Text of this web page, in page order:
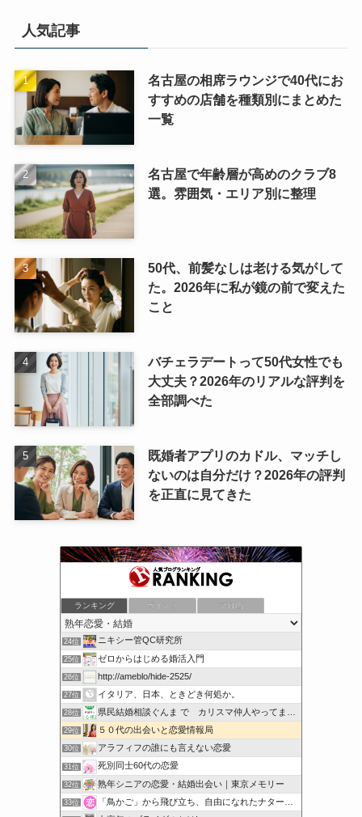
人気記事
名古屋の相席ラウンジで40代にお
すすめの店舗を種類別にまとめた
一覧
名古屋で年齢層が高めのクラブ8
選。雰囲気・エリア別に整理
50代、前髪なしは老ける気がして
た。2026年に私が鏡の前で変えた
こと
バチェラデートって50代女性でも
大丈夫？2026年のリアルな評判を
全部調べた
既婚者アプリのカドル、マッチし
ないのは自分だけ？2026年の評判
を正直に見てきた
ランキング ポイント ブロ画
22位 「実録」リアル・ビューティフル・ライフ
23位 ドピュッと速報
24位 ニキシー管QC研究所
25位 ゼロからはじめる婚活入門
26位 http://ameblo/hide-2525/
27位 イタリア、日本、ときどき何処か。
28位 県民結婚相談ぐんま で カリスマ仲人やってます！
29位 ５０代の出会いと恋愛情報局
30位 アラフィフの誰にも言えない恋愛
31位 死別同士60代の恋愛
32位 熟年シニアの恋愛・結婚出会い｜東京メモリー
33位 「鳥かご」から飛び立ち、自由になれたナターシャの愛のブログ